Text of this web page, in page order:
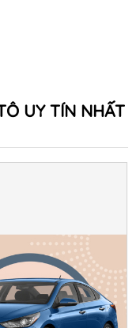
UY TÍN NHẤT